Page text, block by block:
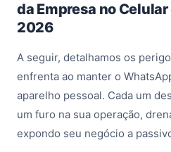
da Empresa no
2026
A seguir, detalhamos os
enfrenta ao manter o
aparelho pessoal. Cada um
um furo na sua operação,
expondo seu negócio a